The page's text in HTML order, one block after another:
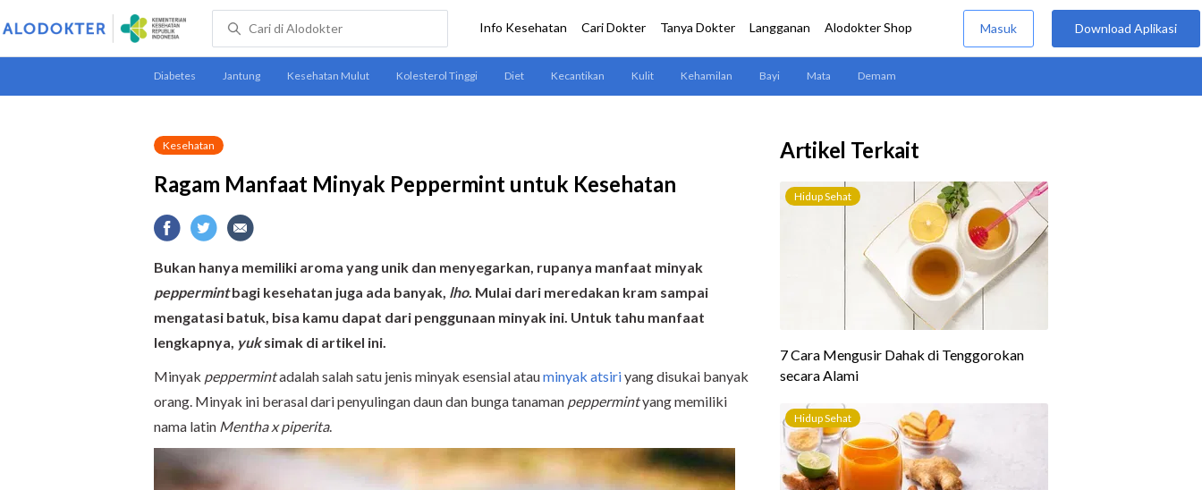
Kesehatan
Ragam Manfaat Minyak Peppermint untuk Kesehatan
Bukan hanya memiliki aroma yang unik dan menyegarkan, rupanya manfaat minyak
peppermintbagi kesehatan juga ada banyak, lho. Mulai dari meredakan kram sampai
mengatasi batuk, bisa kamu dapat dari penggunaan minyak ini. Untuk tahu manfaat
lengkapnya, yuksimak di artikel ini.
Minyak peppermintadalah salah satu jenis minyak esensial atauminyak atsiriyang disukai banyak
orang. Minyak ini berasal dari penyulingan daun dan bunga tanaman peppermintyang memiliki
nama latin Mentha x piperita.
Artikel Terkait